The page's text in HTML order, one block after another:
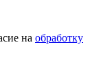
на обработку